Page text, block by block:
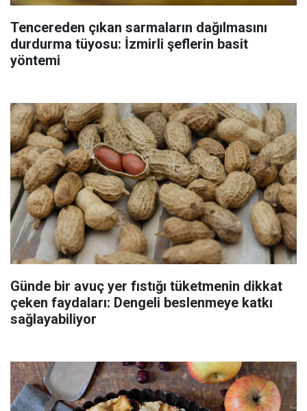
Tencereden çıkan sarmaların dağılmasını
durdurma tüyosu: İzmirli şeflerin basit
yöntemi
Günde bir avuç yer fıstığı tüketmenin dikkat
çeken faydaları: Dengeli beslenmeye katkı
sağlayabiliyor